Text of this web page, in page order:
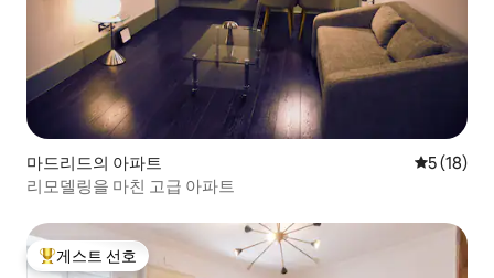
마드리드의 아파트 평점 5점
5 (18)
리모델링을 마친 고급 아파트
상위 게스트 선호
게스트 선호